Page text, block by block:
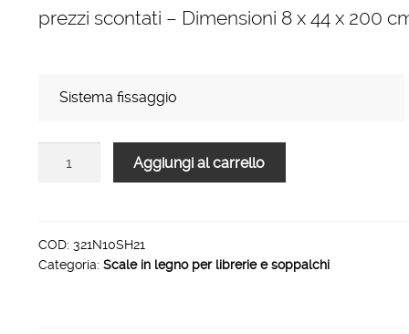
prezzi scontati – Dimensioni 8 x 44 x 200
Sistema fissaggio
legno
9
Aggiungi al carrello
COD: 321N10SH21
Categoria: Scale in legno per librerie e soppalchi